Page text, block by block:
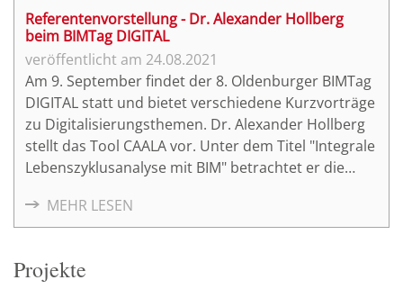
Referentenvorstellung - Dr. Alexander Hollberg
beim BIMTag DIGITAL
24.08.2021
Am 9. September findet der 8. Oldenburger BIMTag
DIGITAL statt und bietet verschiedene Kurzvorträge
zu Digitalisierungsthemen. Dr. Alexander Hollberg
stellt das Tool CAALA vor. Unter dem Titel "Integrale
Lebenszyklusanalyse mit BIM" betrachtet er die
MEHR LESEN
Projekte